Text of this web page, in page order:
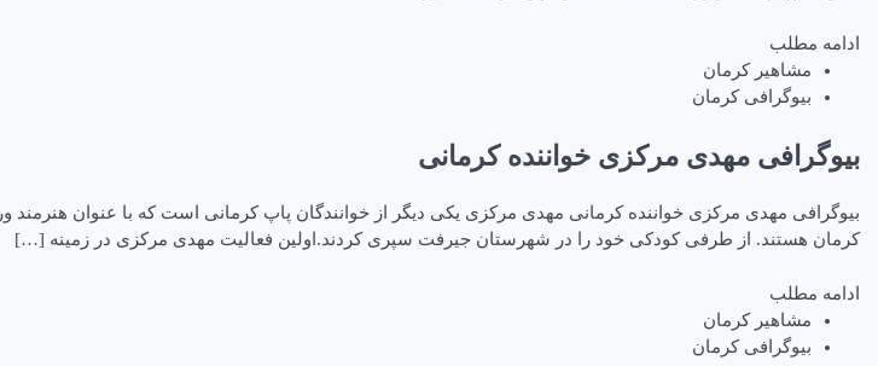
ادامه مطلب
مشاهیر کرمان
بیوگرافی کرمان
بیوگرافی مهدی مرکزی خواننده کرمانی
کرمان هستند. از طرفی کودکی خود را در شهرستان جیرفت سپری کردند.اولین فعالیت مهدی مرکزی در زمینه […]
ادامه مطلب
مشاهیر کرمان
بیوگرافی کرمان